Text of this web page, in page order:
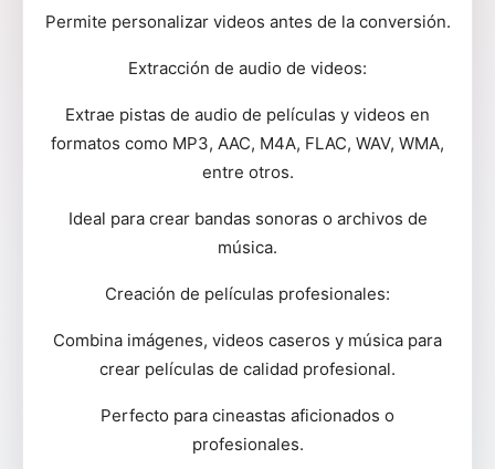
Permite personalizar videos antes de la conversión.
Extracción de audio de videos:
Extrae pistas de audio de películas y videos en
formatos como MP3, AAC, M4A, FLAC, WAV, WMA,
entre otros.
Ideal para crear bandas sonoras o archivos de
música.
Creación de películas profesionales:
Combina imágenes, videos caseros y música para
crear películas de calidad profesional.
Perfecto para cineastas aficionados o
profesionales.